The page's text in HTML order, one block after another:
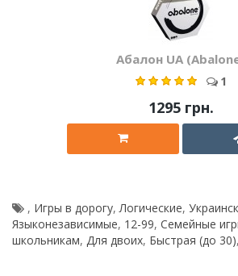
Абалон UA
1
1295 грн.
, Игры в дорогу, Логические,
Языконезависимые, 12-99, Семейные
школьникам, Для двоих, Быстрая (до 30),